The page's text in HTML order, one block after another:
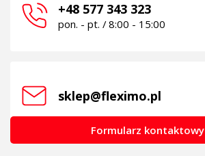
+48 577 343 323
pon. - pt. / 8:00 - 15:00
sklep@fleximo.pl
Formularz kontaktowy